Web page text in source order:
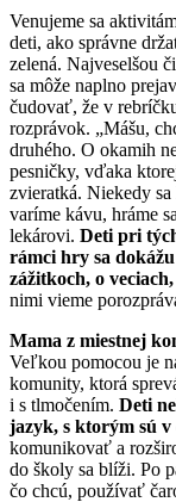
Venujeme sa
deti, ako správne
zelená. Najveselšou
sa môže naplno
čudovať, že v
rozprávok. „Mášu,
druhého. O okamih
pesničky, vďaka
zvieratká. Niekedy
varíme kávu, hráme
lekárovi. Deti pri
rámci hry sa
zážitkoch, o
nimi vieme
Mama z miestnej
Veľkou pomocou je
komunity, ktorá
i s tlmočením. Deti
jazyk, s ktorým sú
komunikovať a
do školy sa blíži. Po
čo chcú, používať